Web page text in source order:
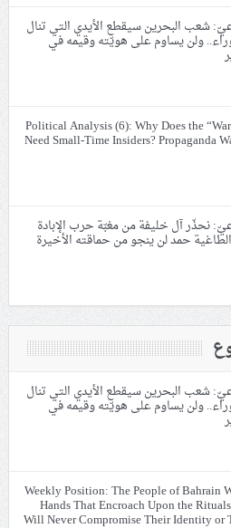
شعب البحرين سيقطع الأيدي التي تنال
ولن يساوم على هويّته وقيمه في
Political Analysis (6): Why Does the
Need Small-Time Insiders? Propaganda
نحذّر آل خليفة من مغبّة حرب الإبادة
حمد لن ينجو من حماقته الأخيرة
شعب البحرين سيقطع الأيدي التي تنال
ولن يساوم على هويّته وقيمه في
Weekly Position: The People of Bahrain
Hands That Encroach Upon the
Will Never Compromise Their Identity or